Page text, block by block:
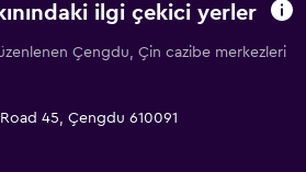
ilgi çekici yerler
Çengdu, Çin cazibe merkezleri
45, Çengdu 610091